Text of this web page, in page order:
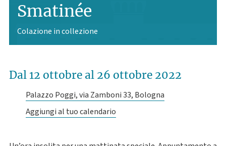
Smatinée
Colazione in collezione
Dal 12 ottobre al 26 ottobre 2022
Palazzo Poggi, via Zamboni 33, Bologna
Aggiungi al tuo calendario